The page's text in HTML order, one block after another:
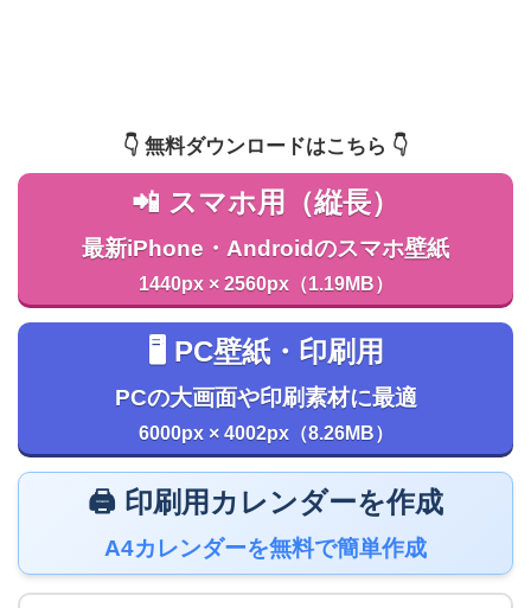
👇️ 無料ダウンロードはこちら 👇️
📲 スマホ用（縦長）
最新iPhone・Androidのスマホ壁紙
1440px × 2560px（1.19MB）
🖥️ PC壁紙・印刷用
PCの大画面や印刷素材に最適
6000px × 4002px（8.26MB）
🖨️ 印刷用カレンダーを作成
A4カレンダーを無料で簡単作成